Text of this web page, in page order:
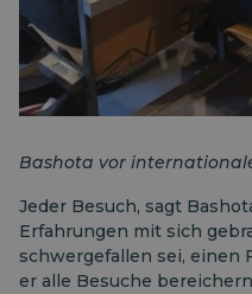
Bashota vor
Jeder Besuch, sagt
Erfahrungen mit sich
schwergefallen sei, einen
er alle Besuche